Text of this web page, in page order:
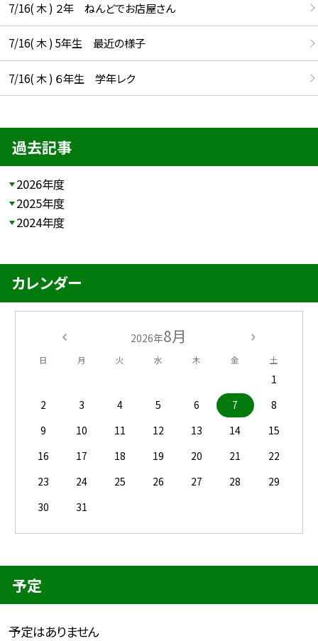
7/16( 木 ) ２年 ねんどでお店屋さん
7/16( 木 ) 5年生 最近の様子
7/16( 木 ) ６年生 学年レク
過去記事
2026年度
2025年度
2024年度
カレンダー
2026年8月
日 月 火 水 木 金 土
1
2
3 4 5 6 7
8
9
10 11 12 13 14
15
16
17 18 19 20 21
22
23
24 25 26 27 28
29
30
31
予定
予定はありません